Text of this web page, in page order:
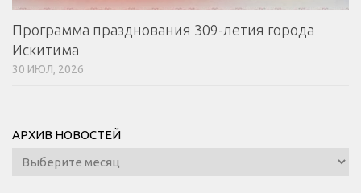
Программа празднования 309-летия города
Искитима
30 ИЮЛ, 2026
АРХИВ НОВОСТЕЙ
Архив
новостей